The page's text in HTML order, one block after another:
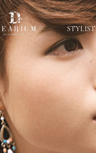
STYLIST